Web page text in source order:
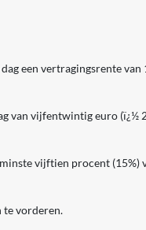
een vertragingsrente van
van vijfentwintig euro (ï¿½
vijftien procent (15%)
te vorderen.